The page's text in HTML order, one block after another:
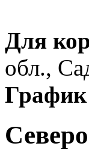
Для
обл.,